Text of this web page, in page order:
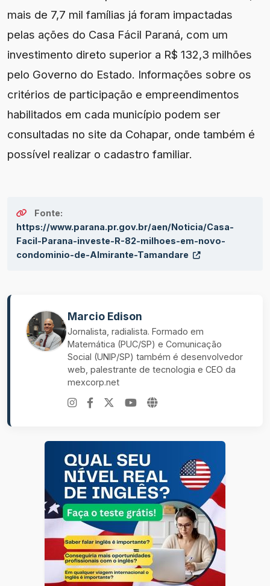
mais de 7,7 mil famílias já foram impactadas
pelas ações do Casa Fácil Paraná, com um
investimento direto superior a R$ 132,3 milhões
pelo Governo do Estado. Informações sobre os
critérios de participação e empreendimentos
habilitados em cada município podem ser
consultadas no site da Cohapar, onde também é
possível realizar o cadastro familiar.
Fonte:
https://www.parana.pr.gov.br/aen/Noticia/Casa-
Facil-Parana-investe-R-82-milhoes-em-novo-
condominio-de-Almirante-Tamandare
Marcio Edison
Jornalista, radialista. Formado em
Matemática (PUC/SP) e Comunicação
Social (UNIP/SP) também é desenvolvedor
web, palestrante de tecnologia e CEO da
mexcorp.net